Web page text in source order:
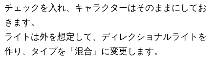
チェックを入れ、キャラクターはそのままにしてお
きます。
ライトは外を想定して、ディレクショナルライトを
作り、タイプを「混合」に変更します。